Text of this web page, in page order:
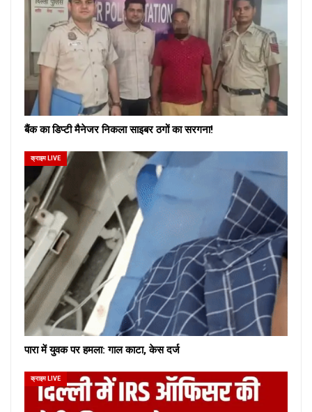
बैंक का डिप्टी मैनेजर निकला साइबर ठगों का सरगना!
क्राइम LIVE
पारा में युवक पर हमला: गाल काटा, केस दर्ज
क्राइम LIVE